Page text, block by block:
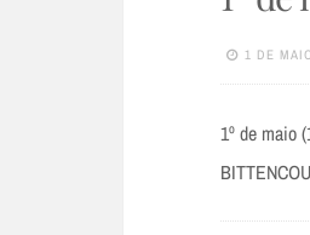
1 DE
1º de maio